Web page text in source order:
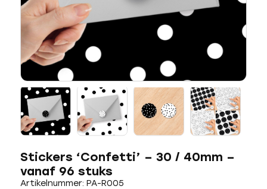
Stickers ‘Confetti’ – 30 / 40mm –
vanaf 96 stuks
Artikelnummer: PA-R005